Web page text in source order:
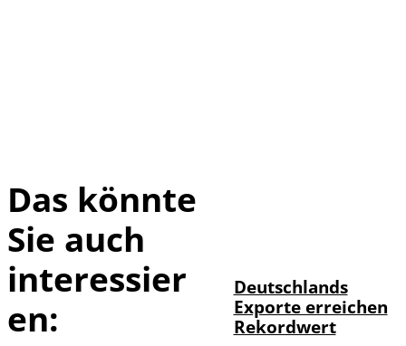
Das könnte
Sie auch
interessier
en:
Deutschlands
Exporte erreichen
Rekordwert